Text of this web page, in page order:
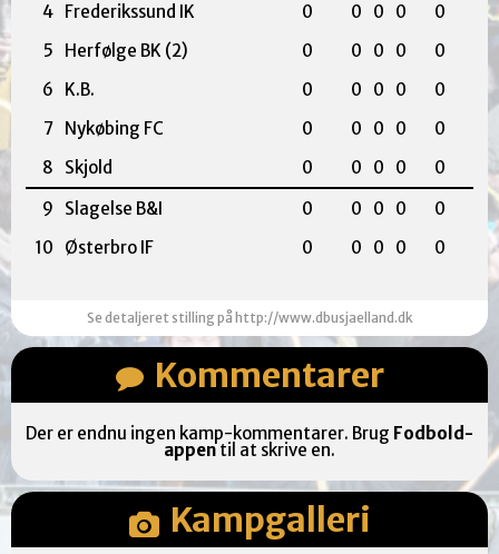
4 Frederikssund IK 0 0 0 0
0
5
Herfølge BK (2) 0 0 0 0
0
6
K.B. 0 0 0 0
0
7 Nykøbing FC 0 0 0 0
0
8
Skjold 0 0 0 0
0
9
Slagelse B&I 0 0 0 0
0
10
Østerbro IF 0 0 0 0 0
Se detaljeret stilling på http://www.dbusjaelland.dk
Kommentarer
Der er endnu ingen kamp-kommentarer. Brug Fodbold-
appentil at skrive en.
Kampgalleri